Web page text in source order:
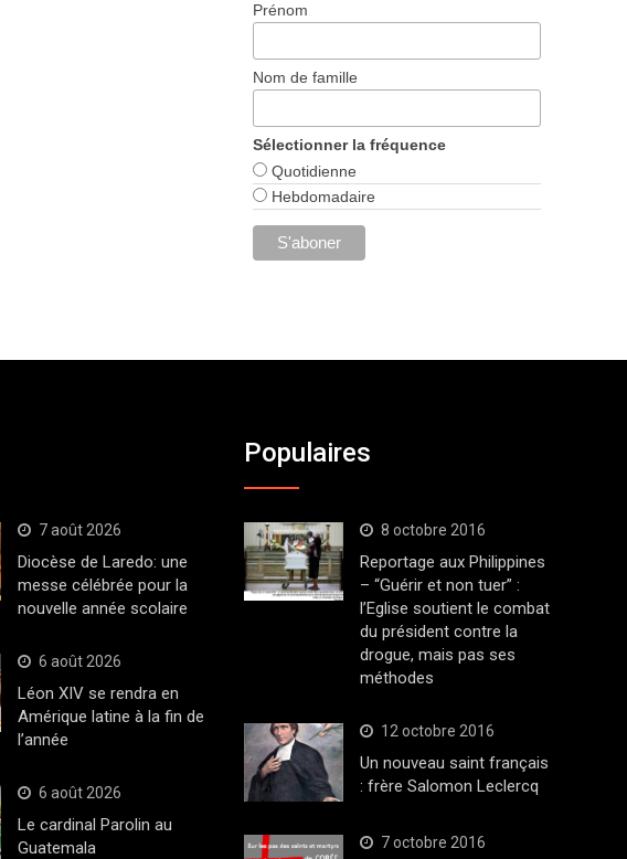
Prénom
Nom de famille
Sélectionner la fréquence
Quotidienne
Hebdomadaire
7 août 2026
Diocèse de Laredo: une
messe célébrée pour la
nouvelle année scolaire
6 août 2026
Léon XIV se rendra en
Amérique latine à la fin de
l’année
6 août 2026
Le cardinal Parolin au
Guatemala
Populaires
8 octobre 2016
Reportage aux Philippines
– “Guérir et non tuer” :
l’Eglise soutient le combat
du président contre la
drogue, mais pas ses
méthodes
12 octobre 2016
Un nouveau saint français
: frère Salomon Leclercq
7 octobre 2016